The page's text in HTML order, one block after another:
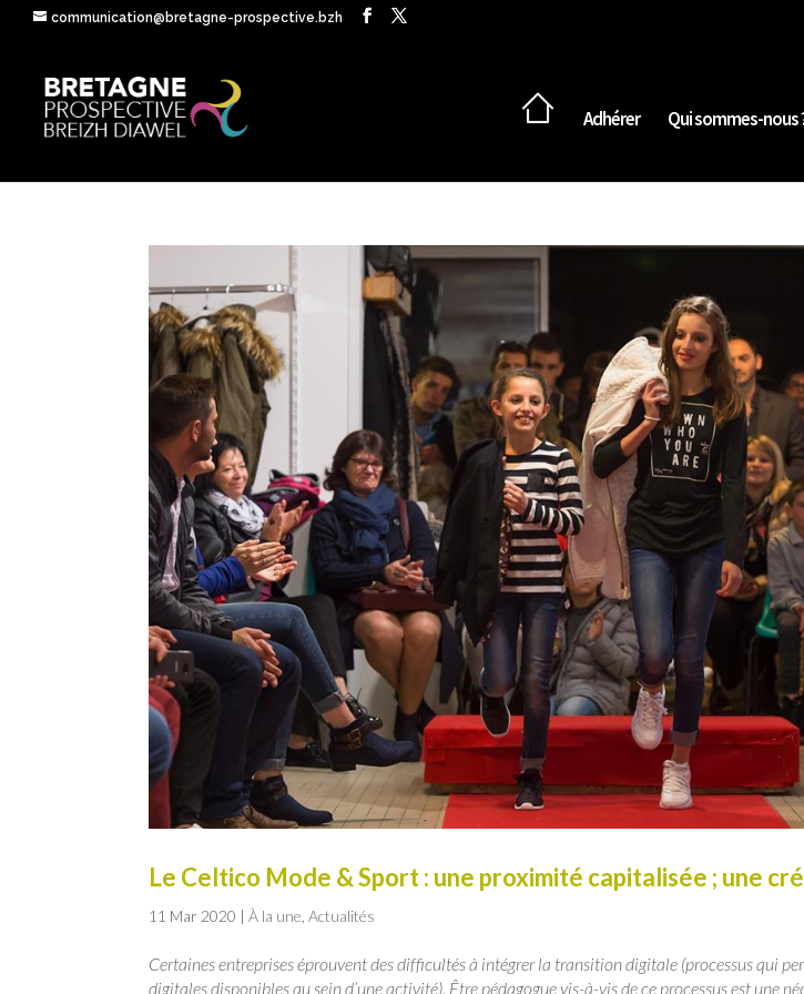
communication@bretagne-prospective.bzh
Adhérer Qui sommes-nous
Le Celtico Mode & Sport : une proximité capitalisée ; une
11 Mar 2020 |À la une ,Actualités
Certaines entreprises éprouvent des difficultés à intégrer la transition digitale (processus qui
digitales disponibles au sein d’une activité). Être pédagogue vis-à-vis de ce processus est une